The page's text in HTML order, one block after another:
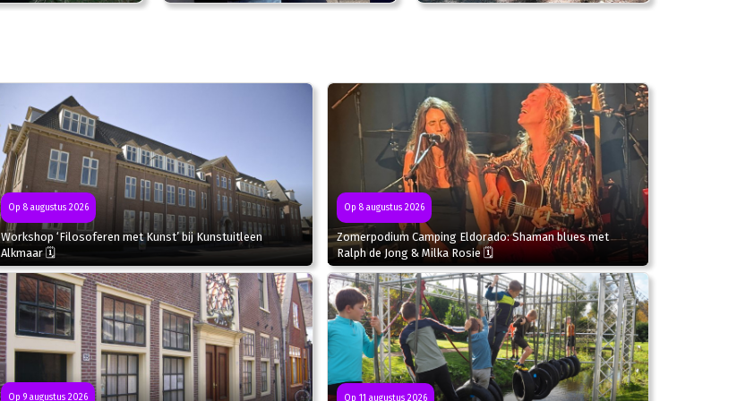
Op 8 augustus 2026
Workshop ‘Filosoferen met Kunst’ bij Kunstuitleen
Alkmaar 🗓
Op 8 augustus 2026
Zomerpodium Camping Eldorado: Shaman blues met
Ralph de Jong & Milka Rosie 🗓
Op 9 augustus 2026 Op 11 augustus 2026